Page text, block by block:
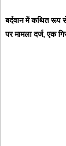
बर्दवान में कथित रूप
पर मामला दर्ज, एक